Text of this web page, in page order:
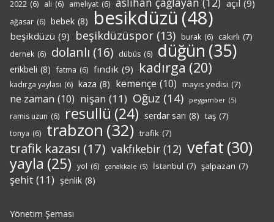
2022 (6) ali (6) ameliyat (6) açıl (9)
ağasar (6) bebek (8) besikdüzü(48)
beşikdüzü (9) beşikdüzüspor (13) burak (6) cakırlı (7)
dernek (6) dolanlı (16) dübüs (6) düğün (35)
erikbeli (8) fatma (6) fındık (9) kadırga (20)
kadırga yaylası (6) kaza (8) kemençe (10) mayıs yedisi (7)
ne zaman (10) nişan (11) Oğuz (14) peygamber (5)
ramis uzun (6) resullü (24) serdar sarı (8) taş (7)
tonya (6) trabzon (32) trafik (7)
trafik kazası (17) vakfıkebir (12) vefat (30)
yayla (25) yol (6) çanakkale (5) İstanbul (7) şalpazarı (7)
şehit (11) şenlik (8)
Yönetim Şeması